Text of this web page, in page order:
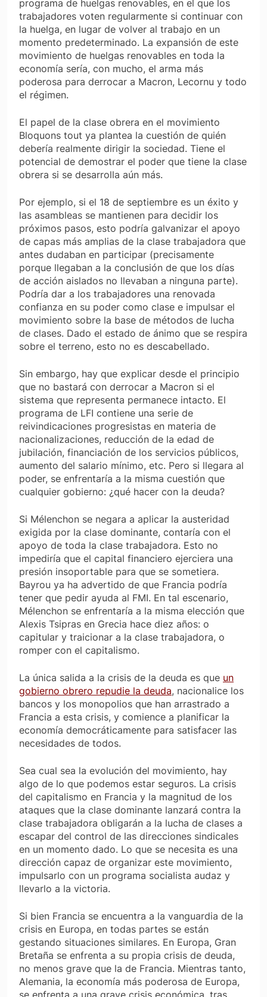
programa de huelgas renovables, en el que los
trabajadores voten regularmente si continuar con
la huelga, en lugar de volver al trabajo en un
momento predeterminado. La expansión de este
movimiento de huelgas renovables en toda la
economía sería, con mucho, el arma más
poderosa para derrocar a Macron, Lecornu y todo
el régimen.
El papel de la clase obrera en el movimiento
Bloquons tout ya plantea la cuestión de quién
debería realmente dirigir la sociedad. Tiene el
potencial de demostrar el poder que tiene la clase
obrera si se desarrolla aún más.
Por ejemplo, si el 18 de septiembre es un éxito y
las asambleas se mantienen para decidir los
próximos pasos, esto podría galvanizar el apoyo
de capas más amplias de la clase trabajadora que
antes dudaban en participar (precisamente
porque llegaban a la conclusión de que los días
de acción aislados no llevaban a ninguna parte).
Podría dar a los trabajadores una renovada
confianza en su poder como clase e impulsar el
movimiento sobre la base de métodos de lucha
de clases. Dado el estado de ánimo que se respira
sobre el terreno, esto no es descabellado.
Sin embargo, hay que explicar desde el principio
que no bastará con derrocar a Macron si el
sistema que representa permanece intacto. El
programa de LFI contiene una serie de
reivindicaciones progresistas en materia de
nacionalizaciones, reducción de la edad de
jubilación, financiación de los servicios públicos,
aumento del salario mínimo, etc. Pero si llegara al
poder, se enfrentaría a la misma cuestión que
cualquier gobierno: ¿qué hacer con la deuda?
Si Mélenchon se negara a aplicar la austeridad
exigida por la clase dominante, contaría con el
apoyo de toda la clase trabajadora. Esto no
impediría que el capital financiero ejerciera una
presión insoportable para que se sometiera.
Bayrou ya ha advertido de que Francia podría
tener que pedir ayuda al FMI. En tal escenario,
Mélenchon se enfrentaría a la misma elección que
Alexis Tsipras en Grecia hace diez años: o
capitular y traicionar a la clase trabajadora, o
romper con el capitalismo.
La única salida a la crisis de la deuda es que un
gobierno obrero repudie la deuda, nacionalice los
bancos y los monopolios que han arrastrado a
Francia a esta crisis, y comience a planificar la
economía democráticamente para satisfacer las
necesidades de todos.
Sea cual sea la evolución del movimiento, hay
algo de lo que podemos estar seguros. La crisis
del capitalismo en Francia y la magnitud de los
ataques que la clase dominante lanzará contra la
clase trabajadora obligarán a la lucha de clases a
escapar del control de las direcciones sindicales
en un momento dado. Lo que se necesita es una
dirección capaz de organizar este movimiento,
impulsarlo con un programa socialista audaz y
llevarlo a la victoria.
Si bien Francia se encuentra a la vanguardia de la
crisis en Europa, en todas partes se están
gestando situaciones similares. En Europa, Gran
Bretaña se enfrenta a su propia crisis de deuda,
no menos grave que la de Francia. Mientras tanto,
Alemania, la economía más poderosa de Europa,